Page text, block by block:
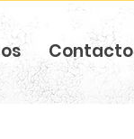
Contacto